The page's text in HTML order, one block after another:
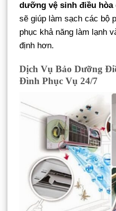
dưỡng vệ sinh điều hòa
sẽ giúp làm sạch các bộ
phục khả năng làm lạnh
định hơn.
Dịch Vụ Bảo Dưỡng
Đình Phục Vụ 24/7